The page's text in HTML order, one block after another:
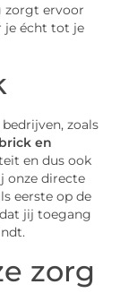
zorgt ervoor
je écht tot je
zoals
en
en dus ook
onze directe
eerste op de
jij toegang
zorg